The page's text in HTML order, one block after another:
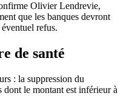
Olivier Lendrevie,
que les banques devront
refus.
de santé
: la suppression du
dont le montant est inférieur à